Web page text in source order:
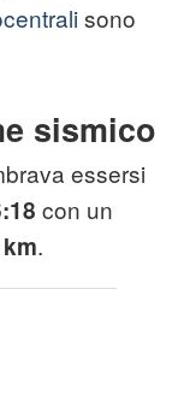
sono
sismico
essersi
con un
.